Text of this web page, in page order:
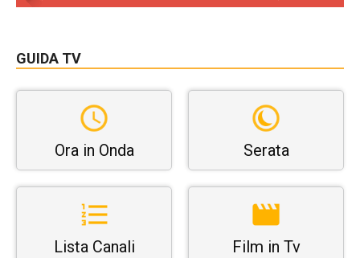
GUIDA TV
Ora in Onda Serata
Lista Canali Film in Tv